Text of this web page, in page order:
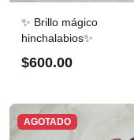
✨ Brillo mágico
hinchalabios✨
$600.00
AGOTADO